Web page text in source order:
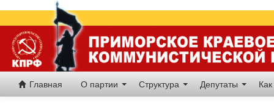
Главная О партии Структура Депутаты